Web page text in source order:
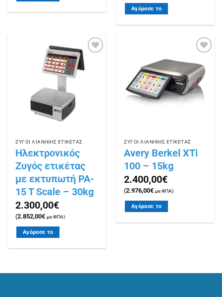
Αγόρασε το
Πρόσθήκη
στην
επιθυμιών
ΖΥΓΟΙ ΛΙΑΝΙΚΗΣ ΕΤΙΚΕΤΑΣ
Ηλεκτρονικός
Ζυγός ετικέτας
με εκτυπωτή PA-
15 T Scale – 30kg
2.300,00€
(2.852,00€ με ΦΠΑ)
Αγόρασε το
στην
λίστα
επιθυμιών
ΖΥΓΟΙ ΛΙΑΝΙΚΗΣ ΕΤΙΚΕΤΑΣ
Avery Berkel ΧΤi
100 – 15kg
2.400,00€
(2.976,00€ με ΦΠΑ)
Αγόρασε το